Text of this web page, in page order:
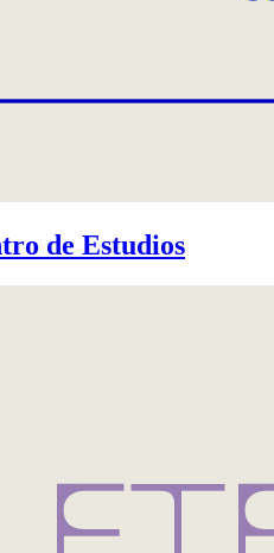
de Estudios